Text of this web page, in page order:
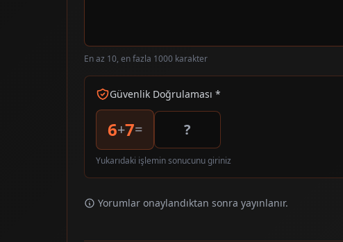
En az 10, en fazla 1000 karakter
Güvenlik Doğrulaması *
6+7=
Yukarıdaki işlemin sonucunu giriniz
Yorumlar onaylandıktan sonra yayınlanır.